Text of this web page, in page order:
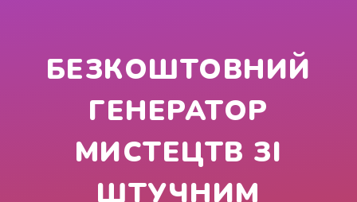
БЕЗКОШТОВНИЙ
ГЕНЕРАТОР
МИСТЕЦТВ ЗІ
ШТУЧНИМ